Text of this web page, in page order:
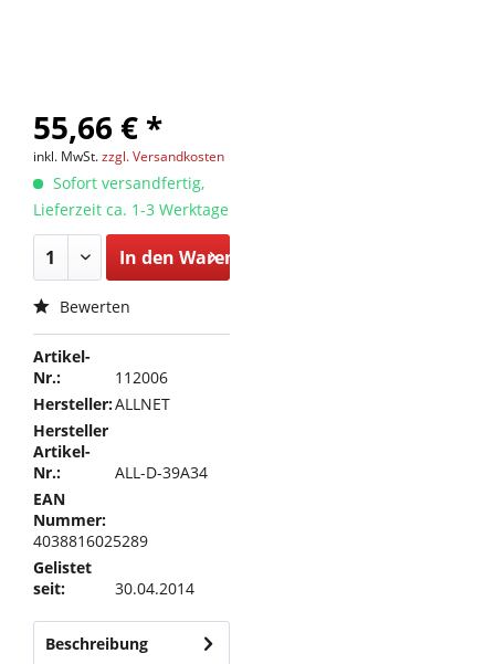
55,66 € *
inkl. MwSt.zzgl. Versandkosten
Sofort versandfertig,
Lieferzeit ca. 1-3 Werktage
In den Warenkorb
Bewerten
Artikel-
Nr.:
112006
Hersteller:ALLNET
Hersteller
Artikel-
Nr.:
ALL-D-39A34
EAN
Nummer:
4038816025289
Gelistet
seit:
30.04.2014
Beschreibung